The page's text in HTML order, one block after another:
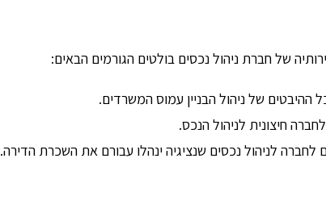
של חברת ניהול נכסים בולטים הגורמים הבאים:
של ניהול הבניין עמוס המשרדים.
חיצונית לניהול הנכס.
לניהול נכסים שנציגיה ינהלו עבורם את השכרת הדירה.